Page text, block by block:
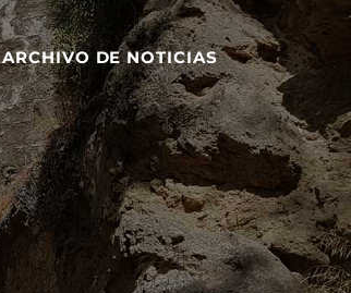
ARCHIVO DE NOTICIAS